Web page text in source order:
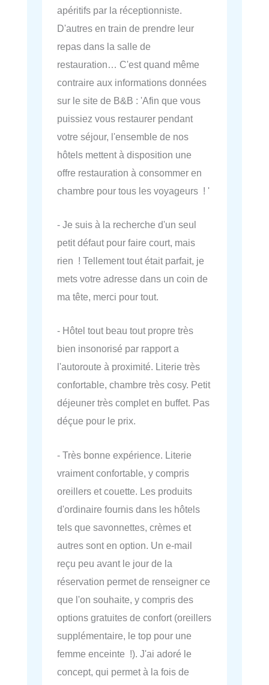
apéritifs par la réceptionniste.
D'autres en train de prendre leur
repas dans la salle de
restauration… C'est quand même
contraire aux informations données
sur le site de B&B : 'Afin que vous
puissiez vous restaurer pendant
votre séjour, l'ensemble de nos
hôtels mettent à disposition une
offre restauration à consommer en
chambre pour tous les voyageurs ! '
- Je suis à la recherche d'un seul
petit défaut pour faire court, mais
rien ! Tellement tout était parfait, je
mets votre adresse dans un coin de
ma tête, merci pour tout.
- Hôtel tout beau tout propre très
bien insonorisé par rapport a
l'autoroute à proximité. Literie très
confortable, chambre très cosy. Petit
déjeuner très complet en buffet. Pas
déçue pour le prix.
- Très bonne expérience. Literie
vraiment confortable, y compris
oreillers et couette. Les produits
d'ordinaire fournis dans les hôtels
tels que savonnettes, crèmes et
autres sont en option. Un e-mail
reçu peu avant le jour de la
réservation permet de renseigner ce
que l'on souhaite, y compris des
options gratuites de confort (oreillers
supplémentaire, le top pour une
femme enceinte !). J'ai adoré le
concept, qui permet à la fois de